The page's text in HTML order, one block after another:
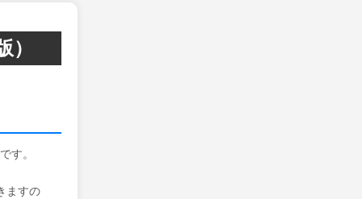
す。
ますの